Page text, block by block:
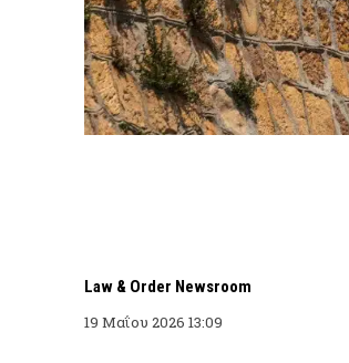
Law & Order Newsroom
19 Μαΐου 2026 13:09